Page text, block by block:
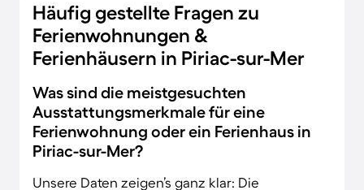
Häufig gestellte Fragen zu
Ferienwohnungen &
Ferienhäusern in Piriac-sur-Mer
Was sind die meistgesuchten
Ausstattungsmerkmale für eine
Ferienwohnung oder ein Ferienhaus in
Piriac-sur-Mer?
Unsere Daten zeigen’s ganz klar: Die